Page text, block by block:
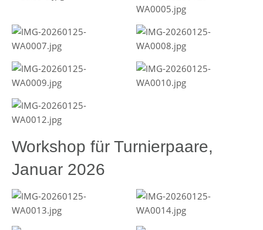
Workshop für Turnierpaare,
Januar 2026